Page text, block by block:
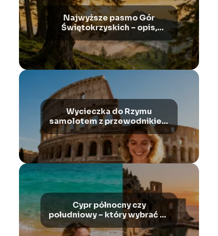
Najwyższe pasmo Gór
Świętokrzyskich – opis,
szlaki, atrakcje
Wycieczka do Rzymu
samolotem z przewodnikiem
– co warto wiedzieć?
Cypr północny czy
południowy – który wybrać na